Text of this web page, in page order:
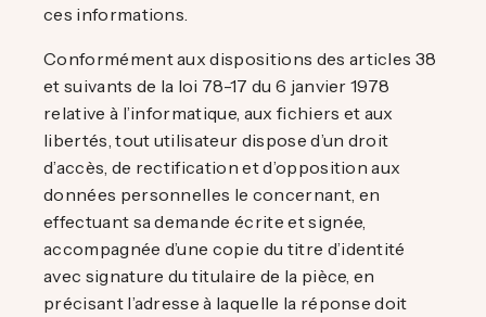
ces informations.
Conformément aux dispositions des articles 38
et suivants de la loi 78-17 du 6 janvier 1978
relative à l’informatique, aux fichiers et aux
libertés, tout utilisateur dispose d’un droit
d’accès, de rectification et d’opposition aux
données personnelles le concernant, en
effectuant sa demande écrite et signée,
accompagnée d’une copie du titre d’identité
avec signature du titulaire de la pièce, en
précisant l’adresse à laquelle la réponse doit